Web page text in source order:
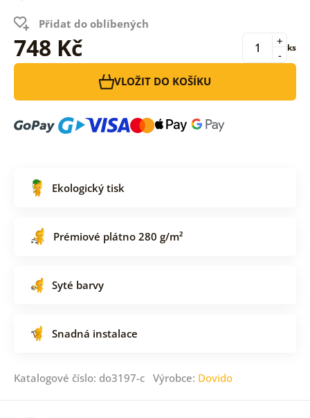
Přidat do oblíbených
748 Kč -
+ ks
VLOŽIT DO KOŠÍKU
Ekologický tisk
Prémiové plátno 280 g/m²
Syté barvy
Snadná instalace
Katalogové číslo: do3197-c Výrobce: Dovido